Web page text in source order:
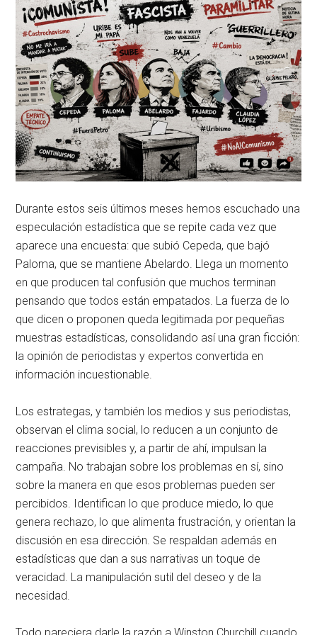
Durante estos seis últimos meses hemos escuchado una
especulación estadística que se repite cada vez que
aparece una encuesta: que subió Cepeda, que bajó
Paloma, que se mantiene Abelardo. Llega un momento
en que producen tal confusión que muchos terminan
pensando que todos están empatados. La fuerza de lo
que dicen o proponen queda legitimada por pequeñas
muestras estadísticas, consolidando así una gran ficción:
la opinión de periodistas y expertos convertida en
información incuestionable.
Los estrategas, y también los medios y sus periodistas,
observan el clima social, lo reducen a un conjunto de
reacciones previsibles y, a partir de ahí, impulsan la
campaña. No trabajan sobre los problemas en sí, sino
sobre la manera en que esos problemas pueden ser
percibidos. Identifican lo que produce miedo, lo que
genera rechazo, lo que alimenta frustración, y orientan la
discusión en esa dirección. Se respaldan además en
estadísticas que dan a sus narrativas un toque de
veracidad. La manipulación sutil del deseo y de la
necesidad.